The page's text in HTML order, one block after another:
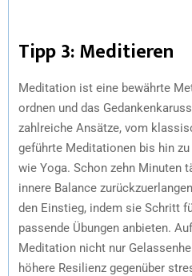
Tipp 3: Meditieren
Meditation ist eine bewährte
ordnen und das
zahlreiche Ansätze, vom
geführte Meditationen bis hin
wie Yoga. Schon zehn Minuten
innere Balance
den Einstieg, indem sie Schritt
passende Übungen anbieten.
Meditation nicht nur
höhere Resilienz gegenüber